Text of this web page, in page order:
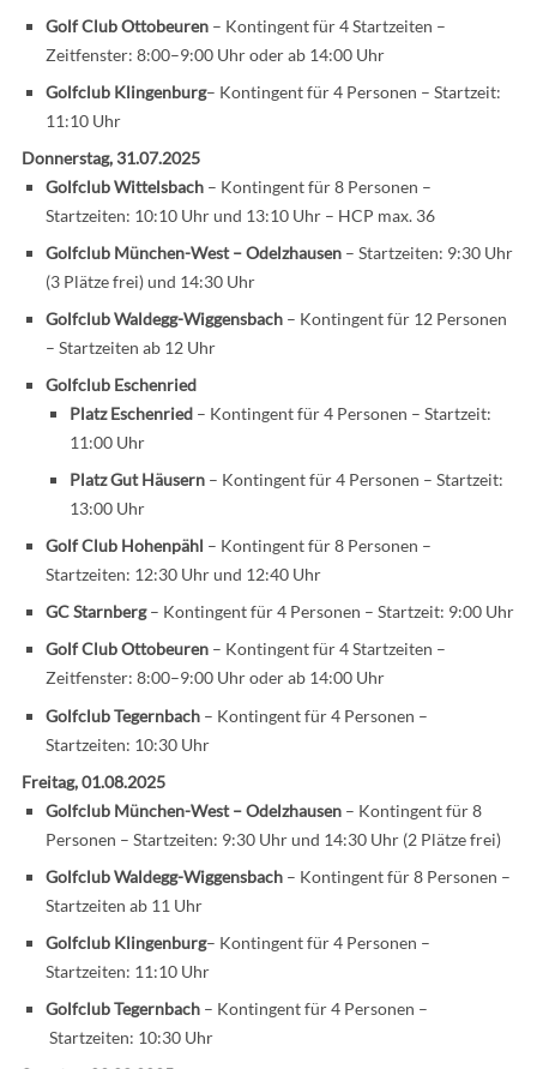
Golf Club Ottobeuren– Kontingent für 4 Startzeiten –
Zeitfenster: 8:00–9:00 Uhr oder ab 14:00 Uhr
Golfclub Klingenburg– Kontingent für 4 Personen – Startzeit:
11:10 Uhr
Donnerstag, 31.07.2025
Golfclub Wittelsbach– Kontingent für 8 Personen –
Startzeiten: 10:10 Uhr und 13:10 Uhr – HCP max. 36
Golfclub München-West – Odelzhausen– Startzeiten: 9:30 Uhr
(3 Plätze frei) und 14:30 Uhr
Golfclub Waldegg-Wiggensbach– Kontingent für 12 Personen
– Startzeiten ab 12 Uhr
Golfclub Eschenried
Platz Eschenried– Kontingent für 4 Personen – Startzeit:
11:00 Uhr
Platz Gut Häusern– Kontingent für 4 Personen – Startzeit:
13:00 Uhr
Golf Club Hohenpähl – Kontingent für 8 Personen –
Startzeiten: 12:30 Uhr und 12:40 Uhr
GC Starnberg– Kontingent für 4 Personen – Startzeit: 9:00 Uhr
Golf Club Ottobeuren– Kontingent für 4 Startzeiten –
Zeitfenster: 8:00–9:00 Uhr oder ab 14:00 Uhr
Golfclub Tegernbach – Kontingent für 4 Personen –
Startzeiten: 10:30 Uhr
Freitag, 01.08.2025
Golfclub München-West – Odelzhausen– Kontingent für 8
Personen – Startzeiten: 9:30 Uhr und 14:30 Uhr (2 Plätze frei)
Golfclub Waldegg-Wiggensbach– Kontingent für 8 Personen –
Startzeiten ab 11 Uhr
Golfclub Klingenburg– Kontingent für 4 Personen –
Startzeiten: 11:10 Uhr
Golfclub Tegernbach – Kontingent für 4 Personen –
Startzeiten: 10:30 Uhr